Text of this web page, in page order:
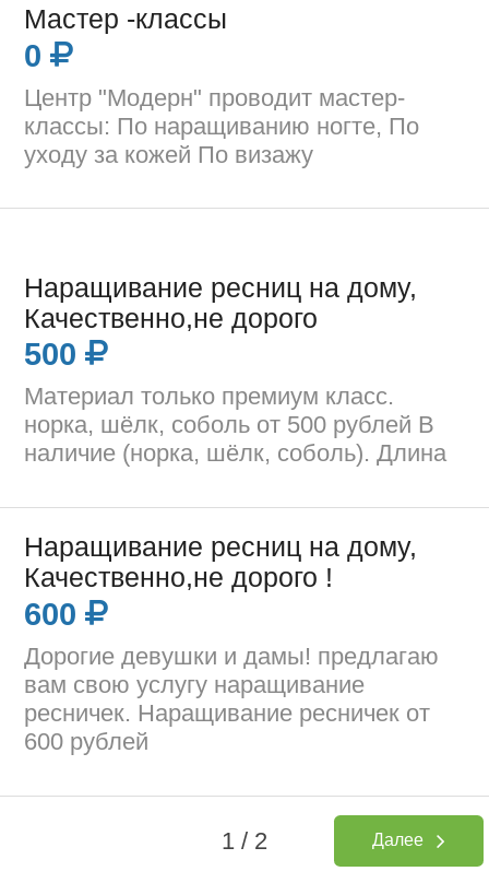
Мастер -классы
0
Центр "Модерн" проводит мастер-
классы: По наращиванию ногте, По
уходу за кожей По визажу
Наращивание ресниц на дому,
Качественно,не дорого
500
Материал только премиум класс.
норка, шёлк, соболь от 500 рублей В
наличие (норка, шёлк, соболь). Длина
Наращивание ресниц на дому,
Качественно,не дорого !
600
Дорогие девушки и дамы! предлагаю
вам свою услугу наращивание
ресничек. Наращивание ресничек от
600 рублей
1 / 2 Далее